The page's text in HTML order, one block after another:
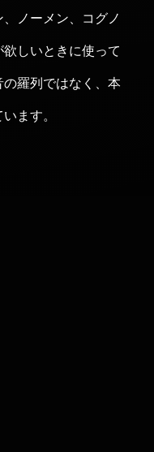
ノーメン、コグノ
しいときに使って
羅列ではなく、本
ます。